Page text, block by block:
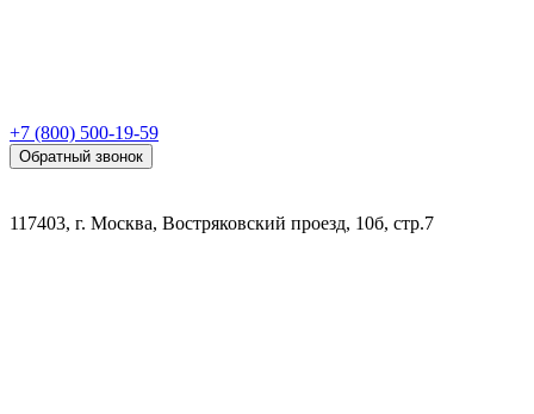
+7 (800) 500-19-59
Обратный звонок
117403, г. Москва, Востряковский проезд, 10б, стр.7